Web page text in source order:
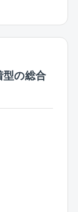
配をするこ
築いていけ
でも冗談
もと業務を
した場
ほぼ全員
担を軽減し
「何か最近
ることも
ムがあっ
る企業様
数の施工
型の総合